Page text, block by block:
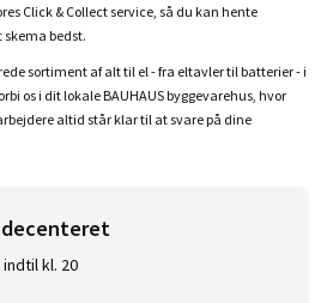
Click & Collect service, så du kan hente
skema bedst.
sortiment af alt til el - fra eltavler til batterier - i
os i dit lokale BAUHAUS byggevarehus, hvor
altid står klar til at svare på dine
kl. 20